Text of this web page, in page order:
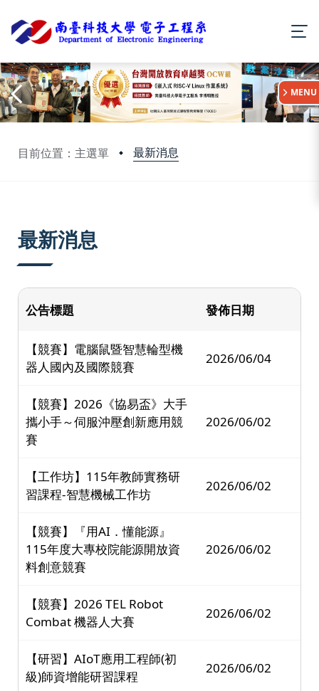
目前位置：主選單 最新消息
:::
MENU
最新消息
公告標題 發佈日期
【競賽】電腦鼠暨智慧輪型機
器人國內及國際競賽
2026/06/04
【競賽】2026《協易盃》大手
攜小手～伺服沖壓創新應用競
賽
2026/06/02
【工作坊】115年教師實務研
習課程-智慧機械工作坊
2026/06/02
【競賽】『用AI．懂能源』
115年度大專校院能源開放資
料創意競賽
2026/06/02
【競賽】2026 TEL Robot
Combat 機器人大賽
2026/06/02
【研習】AIoT應用工程師(初
級)師資增能研習課程
2026/06/02